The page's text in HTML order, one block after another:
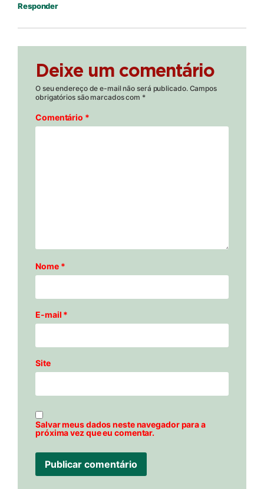
Responder
Deixe um comentário
O seu endereço de e-mail não será publicado. Campos
obrigatórios são marcados com *
Comentário *
Nome *
E-mail *
Site
Salvar meus dados neste navegador para a
próxima vez que eu comentar.